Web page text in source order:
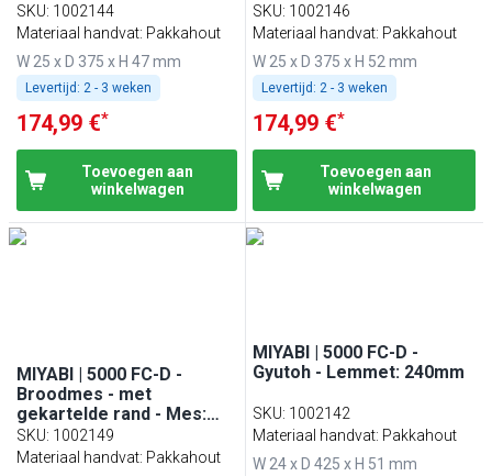
SKU: 1002144
Materiaal handvat: Pakkahout
W 25 x D 375 x H 47 mm
Levertijd: 2 - 3 weken
174,99 €*
Toevoegen aan
winkelwagen
SKU: 1002146
Materiaal handvat: Pakkahout
W 25 x D 375 x H 52 mm
Levertijd: 2 - 3 weken
174,99 €*
Toevoegen aan
winkelwagen
MIYABI | 5000 FC-D -
Broodmes - met
gekartelde rand - Mes:
240mm
SKU: 1002149
Materiaal handvat: Pakkahout
MIYABI | 5000 FC-D -
Gyutoh - Lemmet: 240mm
SKU: 1002142
Materiaal handvat: Pakkahout
W 24 x D 425 x H 51 mm